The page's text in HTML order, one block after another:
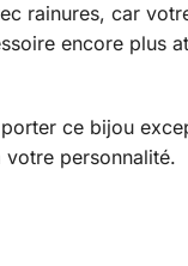
rainures, car
encore plus
ce bijou
personnalité.